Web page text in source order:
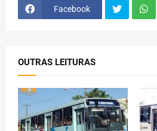
Facebook
OUTRAS LEITURAS